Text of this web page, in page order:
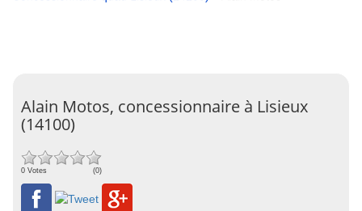
Alain Motos, concessionnaire à Lisieux
(14100)
0 Votes (0)